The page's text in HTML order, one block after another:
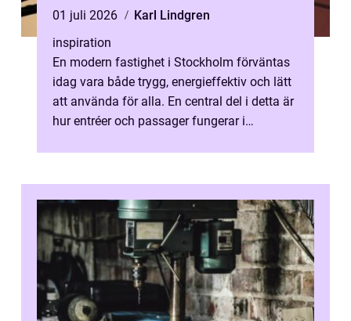
01 juli 2026
Karl Lindgren
inspiration
En modern fastighet i Stockholm förväntas
idag vara både trygg, energieffektiv och lätt
att använda för alla. En central del i detta är
hur entréer och passager fungerar i